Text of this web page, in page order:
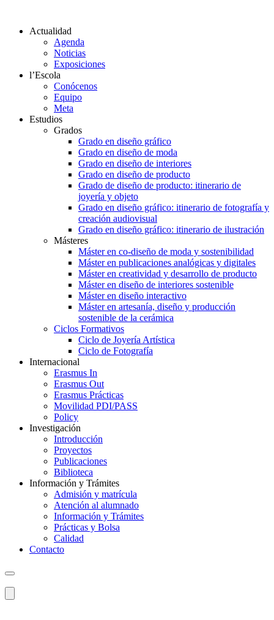
Actualidad
Agenda
Noticias
Exposiciones
l’Escola
Conócenos
Equipo
Meta
Estudios
Grados
Grado en diseño gráfico
Grado en diseño de moda
Grado en diseño de interiores
Grado en diseño de producto
Grado de diseño de producto: itinerario de
joyería y objeto
Grado en diseño gráfico: itinerario de fotografía y
creación audiovisual
Grado en diseño gráfico: itinerario de ilustración
Másteres
Máster en co-diseño de moda y sostenibilidad
Máster en publicaciones analógicas y digitales
Máster en creatividad y desarrollo de producto
Máster en diseño de interiores sostenible
Máster en diseño interactivo
Máster en artesanía, diseño y producción
sostenible de la cerámica
Ciclos Formativos
Ciclo de Joyería Artística
Ciclo de Fotografía
Internacional
Erasmus In
Erasmus Out
Erasmus Prácticas
Movilidad PDI/PASS
Policy
Investigación
Introducción
Proyectos
Publicaciones
Biblioteca
Información y Trámites
Admisión y matrícula
Atención al alumnado
Información y Trámites
Prácticas y Bolsa
Calidad
Contacto